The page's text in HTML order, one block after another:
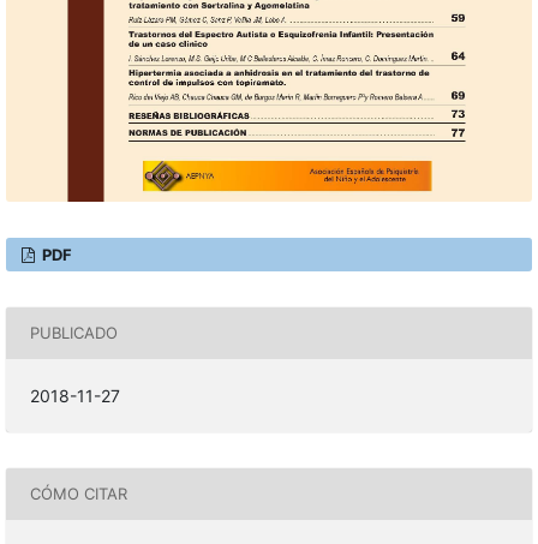
PDF
PUBLICADO
2018-11-27
CÓMO CITAR